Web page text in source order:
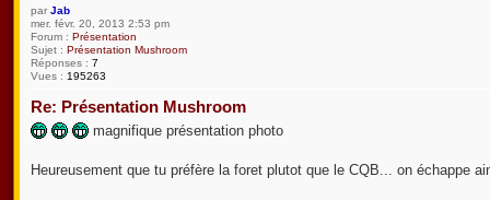
par Jab
mer. févr. 20, 2013 2:53 pm
Forum : Présentation
Sujet : Présentation Mushroom
Réponses : 7
Vues : 195263
Re: Présentation Mushroom
magnifique présentation photo
Heureusement que tu préfère la foret plutot que le CQB... on échappe